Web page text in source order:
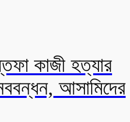
কাজী হত্যার
আসামিদের